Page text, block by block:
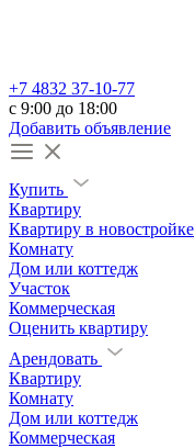
+7 4832 37-10-77
c 9:00 до 18:00
Добавить объявление
Купить
Квартиру
Квартиру в новостройке
Комнату
Дом или коттедж
Участок
Коммерческая
Оценить квартиру
Арендовать
Квартиру
Комнату
Дом или коттедж
Коммерческая